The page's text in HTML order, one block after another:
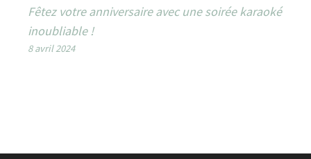
Fêtez votre anniversaire avec une soirée karaoké
inoubliable !
8 avril 2024